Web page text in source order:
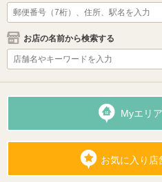
お店の名前から検索する
Myエリ
お気に入り店